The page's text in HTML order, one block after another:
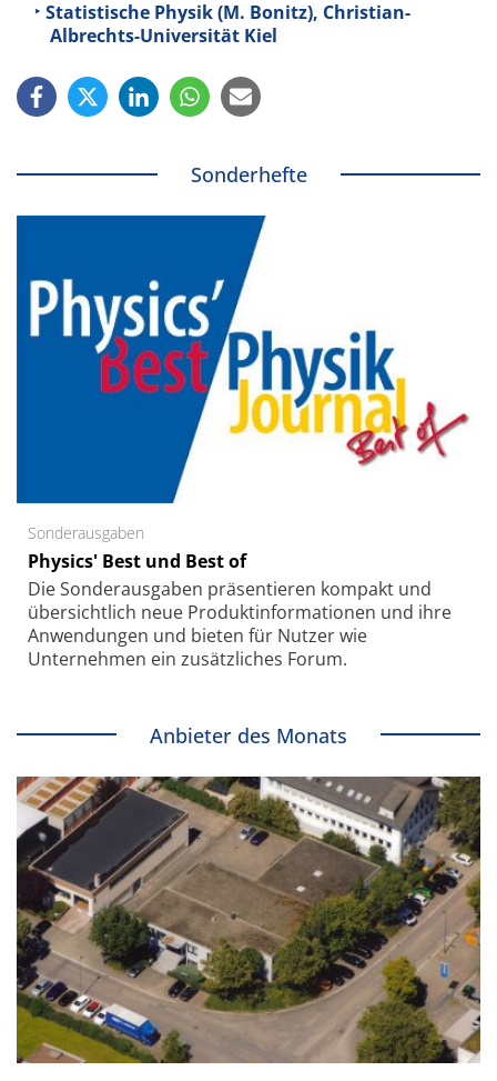
Statistische Physik (M. Bonitz), Christian-
Albrechts-Universität Kiel
Sonderhefte
Sonderausgaben
Physics' Best und Best of
Die Sonder­ausgaben präsentieren kompakt und
übersichtlich neue Produkt­informationen und ihre
Anwendungen und bieten für Nutzer wie
Unternehmen ein zusätzliches Forum.
Anbieter des Monats